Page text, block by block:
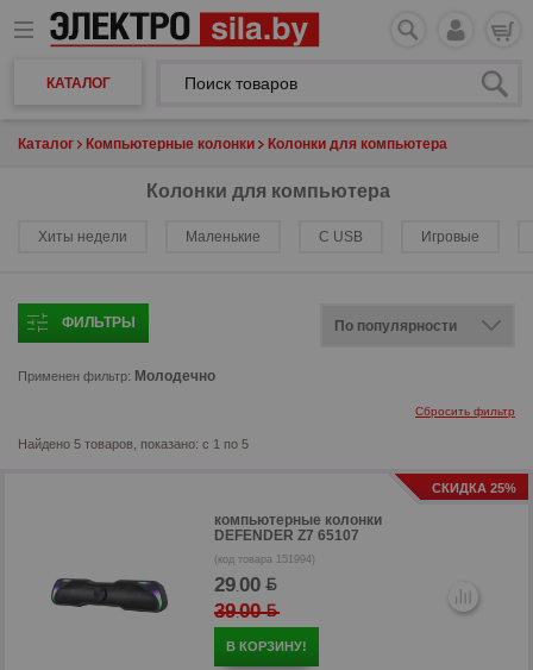
КАТАЛОГ
Каталог Компьютерные колонки Колонки для компьютера
Колонки для компьютера
Хиты недели Маленькие С USB Игровые
ФИЛЬТРЫ
Применен фильтр: Молодечно
Сбросить фильтр
Найдено 5 товаров, показано: с 1 по 5
СКИДКА 25%
компьютерные колонки
DEFENDER Z7 65107
(код товара 151994)
29.00
39.00
В КОРЗИНУ!